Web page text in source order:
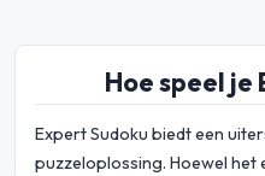
Hoe speel je
Expert Sudoku biedt een
puzzeloplossing. Hoewel het